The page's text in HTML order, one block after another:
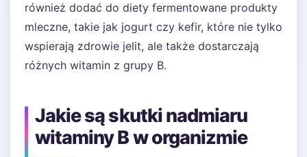
również dodać do diety fermentowane produkty
mleczne, takie jak jogurt czy kefir, które nie tylko
wspierają zdrowie jelit, ale także dostarczają
różnych witamin z grupy B.
Jakie są skutki nadmiaru
witaminy B w organizmie